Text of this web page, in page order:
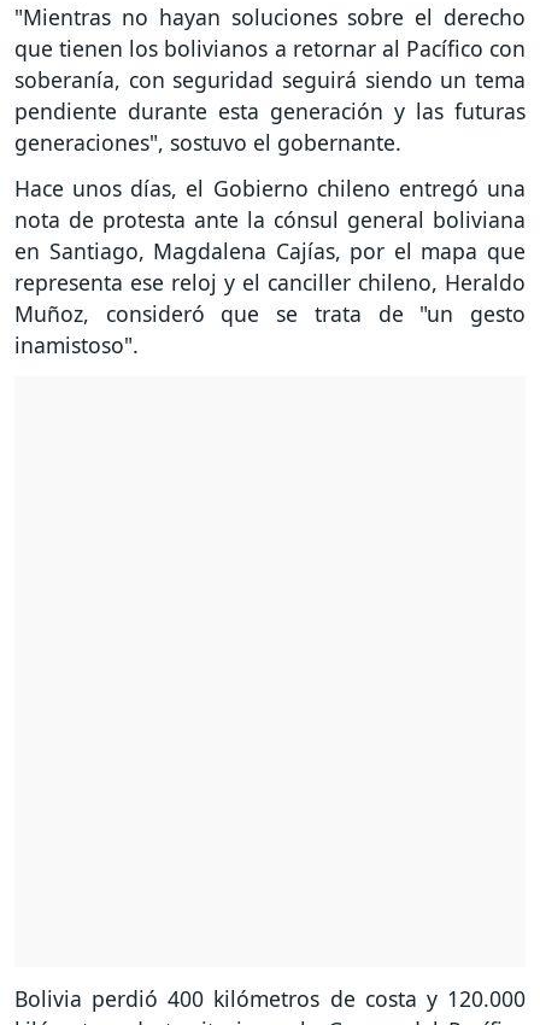
"Mientras no hayan soluciones sobre el derecho
que tienen los bolivianos a retornar al Pacífico con
soberanía, con seguridad seguirá siendo un tema
pendiente durante esta generación y las futuras
generaciones", sostuvo el gobernante.
Hace unos días, el Gobierno chileno entregó una
nota de protesta ante la cónsul general boliviana
en Santiago, Magdalena Cajías, por el mapa que
representa ese reloj y el canciller chileno, Heraldo
Muñoz, consideró que se trata de "un gesto
inamistoso".
Bolivia perdió 400 kilómetros de costa y 120.000